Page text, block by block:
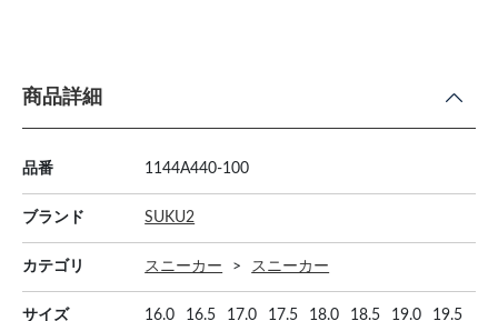
商品詳細
品番 1144A440-100
ブランド SUKU2
カテゴリ スニーカー スニーカー
サイズ 16.0 16.5 17.0 17.5 18.0 18.5 19.0
19.5